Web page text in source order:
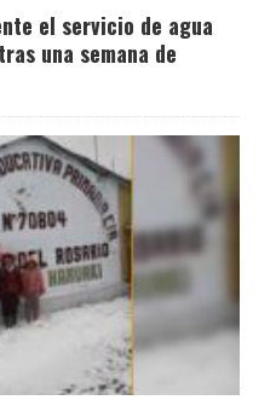
el servicio de agua
una semana de